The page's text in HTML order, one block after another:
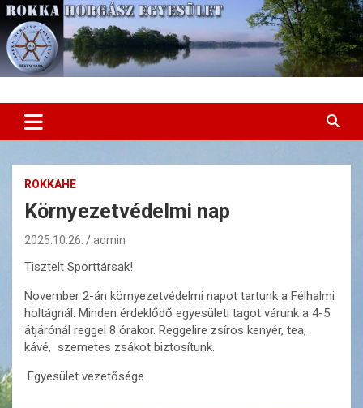
Skip
content
Rokka Horgász Egyesület
ROKKAHE
Környezetvédelmi nap
2025.10.26. admin
Tisztelt Sporttársak!
November 2-án környezetvédelmi napot tartunk a Félhalmi
holtágnál. Minden érdeklődő egyesületi tagot várunk a 4-5
átjárónál reggel 8 órakor. Reggelire zsíros kenyér, tea,
kávé, szemetes zsákot biztosítunk.
Egyesület vezetősége